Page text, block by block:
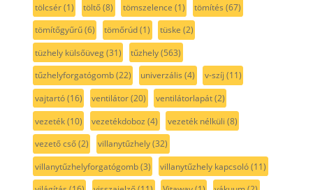
tölcsér(1) töltő(8) tömszelence (1) tömítés (67)
tömítőgyűrű(6) tömőrúd(1) tüske (2)
tüzhely külsőüveg(31) tűzhely(563)
tűzhelyforgatógomb(22) univerzális (4) v-szíj (11)
vajtartó(16) ventilátor(20) ventilátorlapát(2)
vezeték(10) vezetékdoboz (4) vezeték nélküli (8)
vezető cső(2) villanytűzhely(32)
villanytűzhelyforgatógomb(3) villanytűzhely kapcsoló(11)